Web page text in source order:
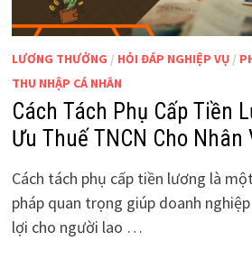
LƯƠNG THƯỞNG / HỎI ĐÁP NGHIỆP VỤ/
THU NHẬP CÁ NHÂN
Cách Tách Phụ Cấp Tiền
Ưu Thuế TNCN Cho Nhân
Cách tách phụ cấp tiền lương là
pháp quan trọng giúp doanh
lợi cho người lao …